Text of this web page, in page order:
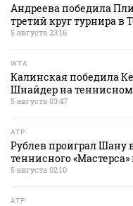
Андреева победила
третий круг турнира в
5 августа 23:16
WTA
Калинская победила
Шнайдер на теннисном
5 августа 03:47
ATP
Рублев проиграл Шану
теннисного
5 августа 02:10
ATP